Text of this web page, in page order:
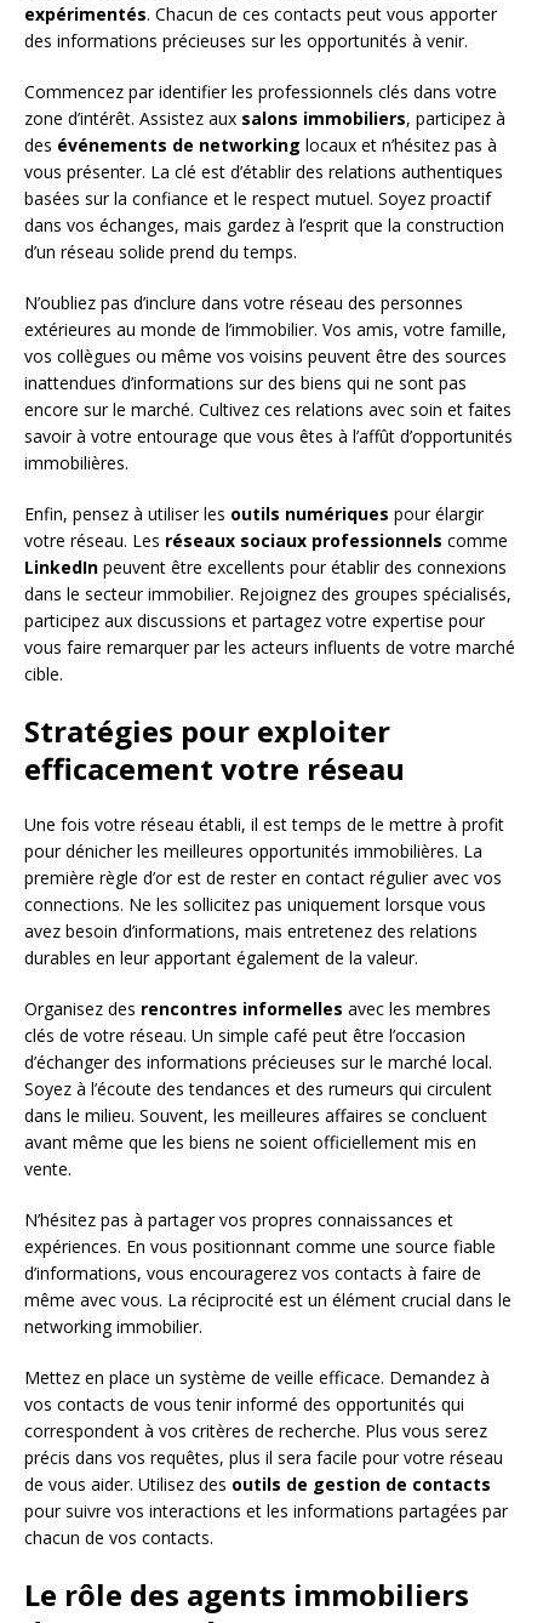
expérimentés. Chacun de ces contacts peut vous apporter
des informations précieuses sur les opportunités à venir.
Commencez par identifier les professionnels clés dans votre
zone d’intérêt. Assistez aux salons immobiliers, participez à
des événements de networking locaux et n’hésitez pas à
vous présenter. La clé est d’établir des relations authentiques
basées sur la confiance et le respect mutuel. Soyez proactif
dans vos échanges, mais gardez à l’esprit que la construction
d’un réseau solide prend du temps.
N’oubliez pas d’inclure dans votre réseau des personnes
extérieures au monde de l’immobilier. Vos amis, votre famille,
vos collègues ou même vos voisins peuvent être des sources
inattendues d’informations sur des biens qui ne sont pas
encore sur le marché. Cultivez ces relations avec soin et faites
savoir à votre entourage que vous êtes à l’affût d’opportunités
immobilières.
Enfin, pensez à utiliser les outils numériques pour élargir
votre réseau. Les réseaux sociaux professionnels comme
LinkedIn peuvent être excellents pour établir des connexions
dans le secteur immobilier. Rejoignez des groupes spécialisés,
participez aux discussions et partagez votre expertise pour
vous faire remarquer par les acteurs influents de votre marché
cible.
Stratégies pour exploiter
efficacement votre réseau
Une fois votre réseau établi, il est temps de le mettre à profit
pour dénicher les meilleures opportunités immobilières. La
première règle d’or est de rester en contact régulier avec vos
connections. Ne les sollicitez pas uniquement lorsque vous
avez besoin d’informations, mais entretenez des relations
durables en leur apportant également de la valeur.
Organisez des rencontres informelles avec les membres
clés de votre réseau. Un simple café peut être l’occasion
d’échanger des informations précieuses sur le marché local.
Soyez à l’écoute des tendances et des rumeurs qui circulent
dans le milieu. Souvent, les meilleures affaires se concluent
avant même que les biens ne soient officiellement mis en
vente.
N’hésitez pas à partager vos propres connaissances et
expériences. En vous positionnant comme une source fiable
d’informations, vous encouragerez vos contacts à faire de
même avec vous. La réciprocité est un élément crucial dans le
networking immobilier.
Mettez en place un système de veille efficace. Demandez à
vos contacts de vous tenir informé des opportunités qui
correspondent à vos critères de recherche. Plus vous serez
précis dans vos requêtes, plus il sera facile pour votre réseau
de vous aider. Utilisez des outils de gestion de contacts
pour suivre vos interactions et les informations partagées par
chacun de vos contacts.
Le rôle des agents immobiliers